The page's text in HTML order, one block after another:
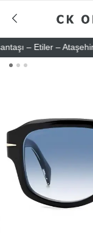
– Etiler – Ataşehir